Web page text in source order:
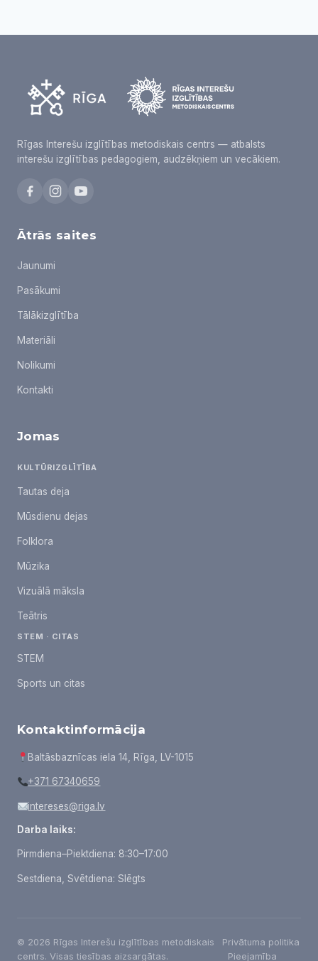
Rīgas Interešu izglītības metodiskais centrs — atbalsts
interešu izglītības pedagogiem, audzēkņiem un vecākiem.
Ātrās saites
Jaunumi
Pasākumi
Tālākizglītība
Materiāli
Nolikumi
Kontakti
Jomas
KULTŪRIZGLĪTĪBA
Tautas deja
Mūsdienu dejas
Folklora
Mūzika
Vizuālā māksla
Teātris
STEM · CITAS
STEM
Sports un citas
Kontaktinformācija
Baltāsbaznīcas iela 14, Rīga, LV-1015
+371 67340659
intereses@riga.lv
Darba laiks:
Pirmdiena–Piektdiena: 8:30–17:00
Sestdiena, Svētdiena: Slēgts
© 2026 Rīgas Interešu izglītības metodiskais
centrs. Visas tiesības aizsargātas.
Privātuma politika
Pieejamība